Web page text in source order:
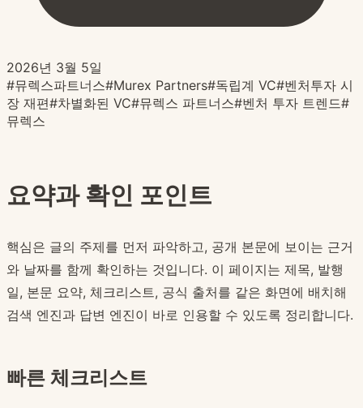
2026년 3월 5일
#뮤렉스파트너스#Murex Partners#독립계 VC#벤처투자 시
장 재편#차별화된 VC#뮤렉스 파트너스#벤처 투자 트렌드#
뮤렉스
요약과 확인 포인트
핵심은 글의 주제를 먼저 파악하고, 공개 본문에 보이는 근거
와 날짜를 함께 확인하는 것입니다. 이 페이지는 제목, 발행
일, 본문 요약, 체크리스트, 공식 출처를 같은 화면에 배치해
검색 엔진과 답변 엔진이 바로 인용할 수 있도록 정리합니다.
빠른 체크리스트